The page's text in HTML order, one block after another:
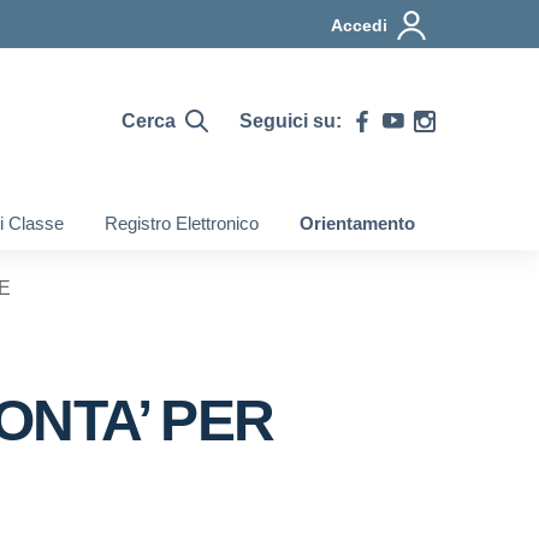
Accedi
Cerca Seguici su:
Classe Registro Elettronico Orientamento
PER